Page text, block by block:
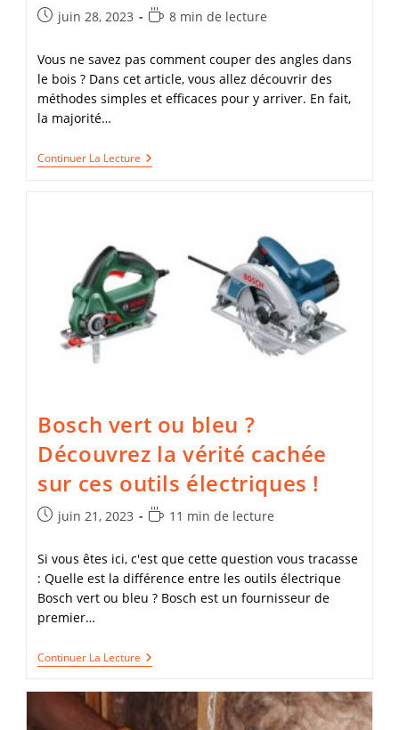
Publication
juin 28, 2023
Temps
lecture :
8 min de lecture
Vous ne savez pas comment couper des angles dans
le bois ? Dans cet article, vous allez découvrir des
méthodes simples et efficaces pour y arriver. En fait,
la majorité…
Continuer La Lecture Maîtrisez
L’art
Comme
Un
Pro
!
Découvrez
Nos
Bosch vert ou bleu ?
Découvrez la vérité cachée
sur ces outils électriques !
Publication
juin 21, 2023
Temps
lecture :
11 min de lecture
Si vous êtes ici, c'est que cette question vous tracasse
: Quelle est la différence entre les outils électrique
Bosch vert ou bleu ? Bosch est un fournisseur de
premier…
Continuer La Lecture Bosch
Vert
Bleu